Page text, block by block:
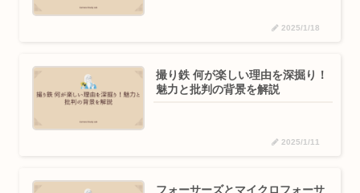
2025/1/18
撮り鉄 何が楽しい理由を深掘り！
魅力と批判の背景を解説
2025/1/11
フォーサーズとマイクロフォーサ